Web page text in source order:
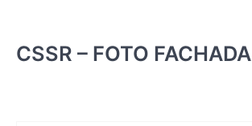
CSSR – FOTO FACHADA